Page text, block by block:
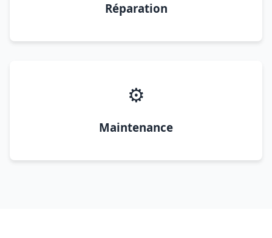
Réparation
⚙️
Maintenance